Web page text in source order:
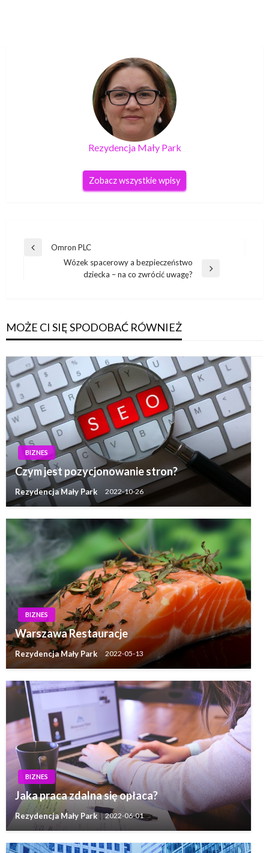
Rezydencja Mały Park
Zobacz wszystkie wpisy
Nawigacja
Poprzedni
Omron PLC
Wózek spacerowy a bezpieczeństwo
dziecka – na co zwrócić uwagę?
MOŻE CI SIĘ SPODOBAĆ RÓWNIEŻ
BIZNES
Czym jest pozycjonowanie stron?
Rezydencja Mały Park 2022-10-26
BIZNES
Warszawa Restauracje
Rezydencja Mały Park 2022-05-13
BIZNES
Jaka praca zdalna się opłaca?
Rezydencja Mały Park 2022-06-01